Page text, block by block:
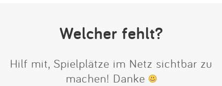
Welcher fehlt?
Hilf mit, Spielplätze im Netz sichtbar zu
machen! Danke